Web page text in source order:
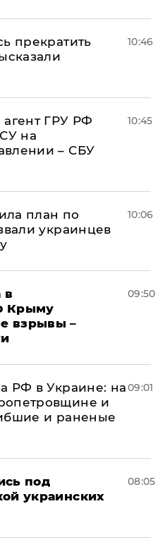
прекратить
10:46
ГРУ РФ
на
– СБУ
10:45
план по
украинцев
10:06
в
Крыму
взрывы –
09:50
РФ в Украине: на
и
и раненые
09:01
под
украинских
08:05